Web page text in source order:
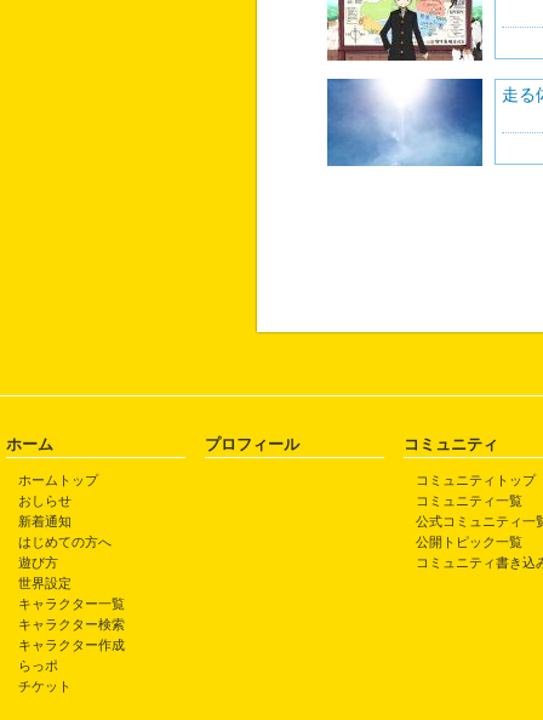
走る
ホーム
ホームトップ
おしらせ
新着通知
はじめての方へ
遊び方
世界設定
キャラクター一覧
キャラクター検索
キャラクター作成
らっポ
チケット
プロフィール コミュニティ
コミュニティトップ
コミュニティ一覧
公式コミュニティ一
公開トピック一覧
コミュニティ書き込